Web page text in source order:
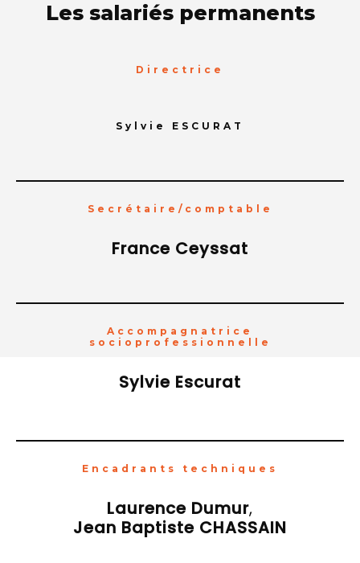
Les salariés permanents
Directrice
Sylvie ESCURAT
Secrétaire/comptable
France Ceyssat
Accompagnatrice
socioprofessionnelle
Sylvie Escurat
Encadrants techniques
Laurence Dumur,
Jean Baptiste CHASSAIN